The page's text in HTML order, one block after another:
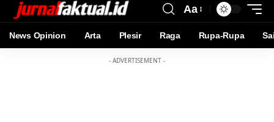
Aa
News Opinion Arta Plesir Raga Rupa-Rupa
- ADVERTISEMENT -